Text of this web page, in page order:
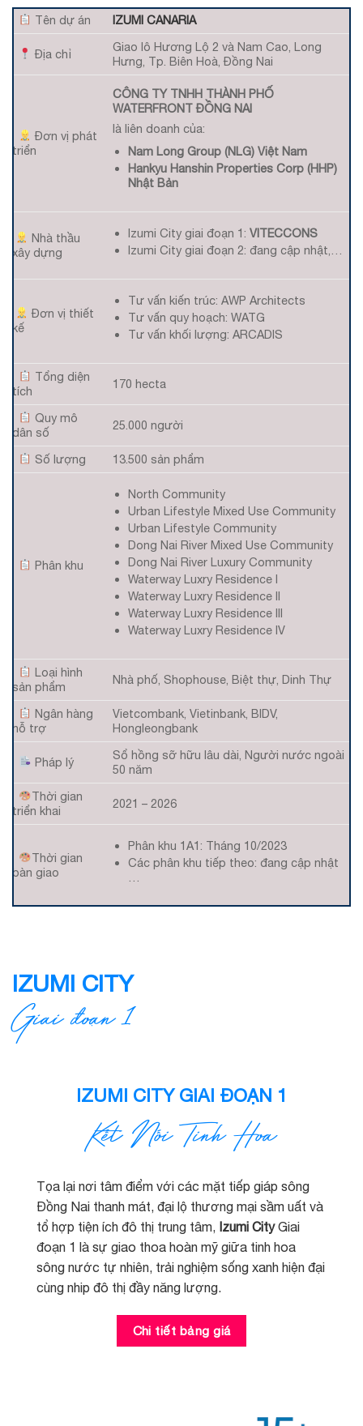
Tên dự án IZUMI CANARIA
Địa chỉ
Giao lô Hương Lộ 2 và Nam Cao, Long
Hưng, Tp. Biên Hoà, Đồng Nai
Đơn vị phát
triển
CÔNG TY TNHH THÀNH PHỐ
WATERFRONT ĐỒNG NAI
là liên doanh của:
Nam Long Group (NLG) Việt Nam
Hankyu Hanshin Properties Corp (HHP)
Nhật Bản
Nhà thầu
xây dựng
Izumi City giai đoạn 1: VITECCONS
Izumi City giai đoạn 2: đang cập nhật,…
Đơn vị thiết
kế
Tư vấn kiến trúc: AWP Architects
Tư vấn quy hoạch: WATG
Tư vấn khối lượng: ARCADIS
Tổng diện
tích
170 hecta
Quy mô
dân số
25.000 người
Số lượng 13.500 sản phẩm
Phân khu
North Community
Urban Lifestyle Mixed Use Community
Urban Lifestyle Community
Dong Nai River Mixed Use Community
Dong Nai River Luxury Community
Waterway Luxry Residence I
Waterway Luxry Residence II
Waterway Luxry Residence III
Waterway Luxry Residence IV
Loại hình
sản phẩm
Nhà phố, Shophouse, Biệt thự, Dinh Thự
Ngân hàng
hỗ trợ
Vietcombank, Vietinbank, BIDV,
Hongleongbank
Pháp lý
Sổ hồng sỡ hữu lâu dài, Người nước ngoài
50 năm
Thời gian
triển khai
2021 – 2026
Thời gian
bàn giao
Phân khu 1A1: Tháng 10/2023
Các phân khu tiếp theo: đang cập nhật
IZUMI CITY
Giai đoạn 1
IZUMI CITY GIAI ĐOẠN 1
Kết Nối Tinh Hoa
Tọa lại nơi tâm điểm với các mặt tiếp giáp sông
Đồng Nai thanh mát, đại lộ thương mại sầm uất và
tổ hợp tiện ích đô thị trung tâm, Izumi CityGiai
đoạn 1 là sự giao thoa hoàn mỹ giữa tinh hoa
sông nước tự nhiên, trải nghiệm sống xanh hiện đại
cùng nhip đô thị đầy năng lượng.
Chi tiết bảng giá